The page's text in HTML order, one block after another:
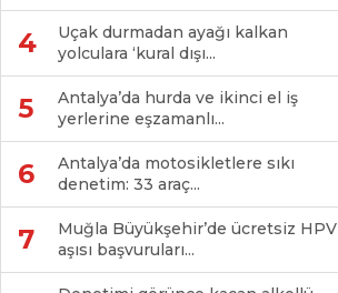
4
Uçak durmadan ayağı kalkan
yolculara ‘kural dışı...
5
Antalya’da hurda ve ikinci el iş
yerlerine eşzamanlı...
6
Antalya’da motosikletlere sıkı
denetim: 33 araç...
7
Muğla Büyükşehir’de ücretsiz HPV
aşısı başvuruları...